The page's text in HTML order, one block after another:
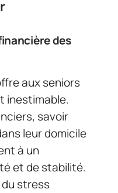
des
aux seniors
inestimable.
savoir
leur domicile
à un
et de stabilité.
stress